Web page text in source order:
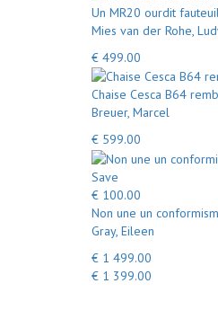
Un MR20 ourdit
Mies van der Rohe,
€ 499.00
Chaise Cesca B64
Breuer, Marcel
€ 599.00
Save
€ 100.00
Non une un
Gray, Eileen
€ 1 499.00
€ 1 399.00